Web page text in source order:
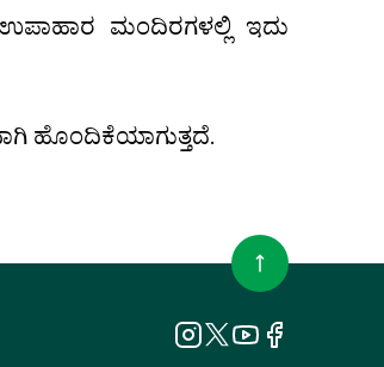
ಮಂದಿರಗಳಲ್ಲಿ ಇದು
ಹೊಂದಿಕೆಯಾಗುತ್ತದೆ.